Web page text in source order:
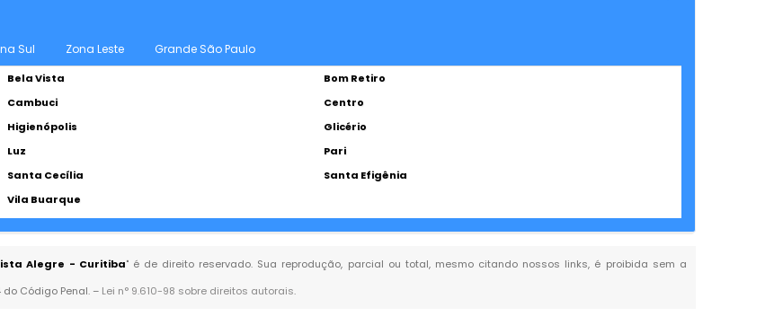
Sul Zona Leste Grande São Paulo
Bela Vista
Bom Retiro
Cambuci
Centro
Higienópolis
Glicério
Luz
Pari
Santa Cecília
Santa Efigênia
Vila Buarque
Alegre - Curitiba" é de direito reservado. Sua reprodução, parcial ou total, mesmo citando nossos links, é proibida sem a
Código Penal. – Lei n° 9.610-98 sobre direitos autorais.